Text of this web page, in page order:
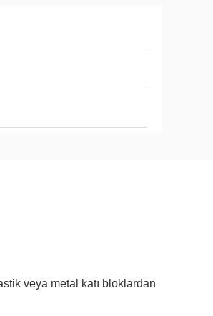
veya metal katı bloklardan